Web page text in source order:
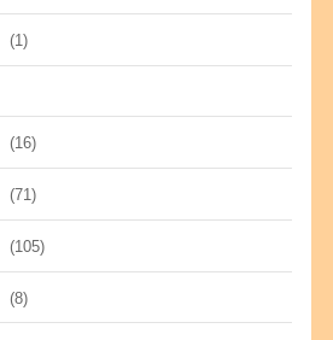
(1)
(16)
(71)
(105)
(8)